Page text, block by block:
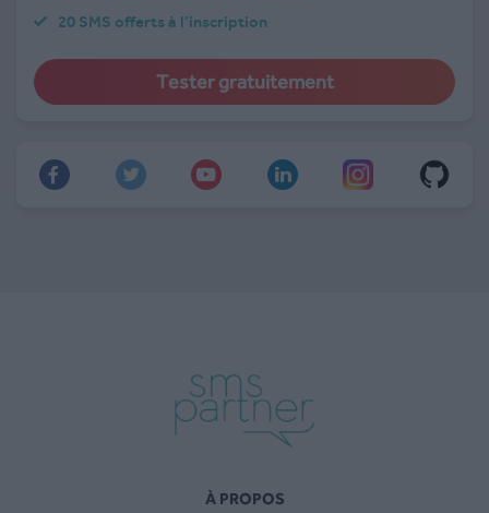
20 SMS offerts à l’inscription
Tester gratuitement
À PROPOS